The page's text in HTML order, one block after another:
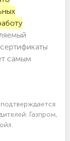
самым
Газпром,